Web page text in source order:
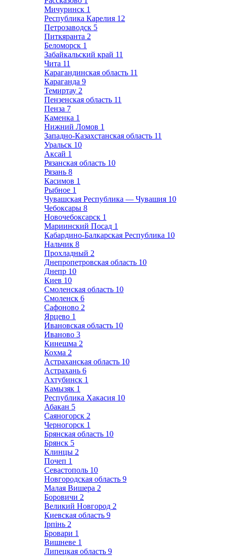
Мичуринск 1
Республика Карелия 12
Петрозаводск 5
Питкяранта 2
Беломорск 1
Забайкальский край 11
Чита 11
Карагандинская область 11
Караганда 9
Темиртау 2
Пензенская область 11
Пенза 7
Каменка 1
Нижний Ломов 1
Западно-Казахстанская область 11
Уральск 10
Аксай 1
Рязанская область 10
Рязань 8
Касимов 1
Рыбное 1
Чувашская Республика — Чувашия 10
Чебоксары 8
Новочебоксарск 1
Мариинский Посад 1
Кабардино-Балкарская Республика 10
Нальчик 8
Прохладный 2
Днепропетровская область 10
Днепр 10
Киев 10
Смоленская область 10
Смоленск 6
Сафоново 2
Ярцево 1
Ивановская область 10
Иваново 3
Кинешма 2
Кохма 2
Астраханская область 10
Астрахань 6
Ахтубинск 1
Камызяк 1
Республика Хакасия 10
Абакан 5
Саяногорск 2
Черногорск 1
Брянская область 10
Брянск 5
Клинцы 2
Почеп 1
Севастополь 10
Новгородская область 9
Малая Вишера 2
Боровичи 2
Великий Новгород 2
Киевская область 9
Ірпінь 2
Бровари 1
Вишневе 1
Липецкая область 9